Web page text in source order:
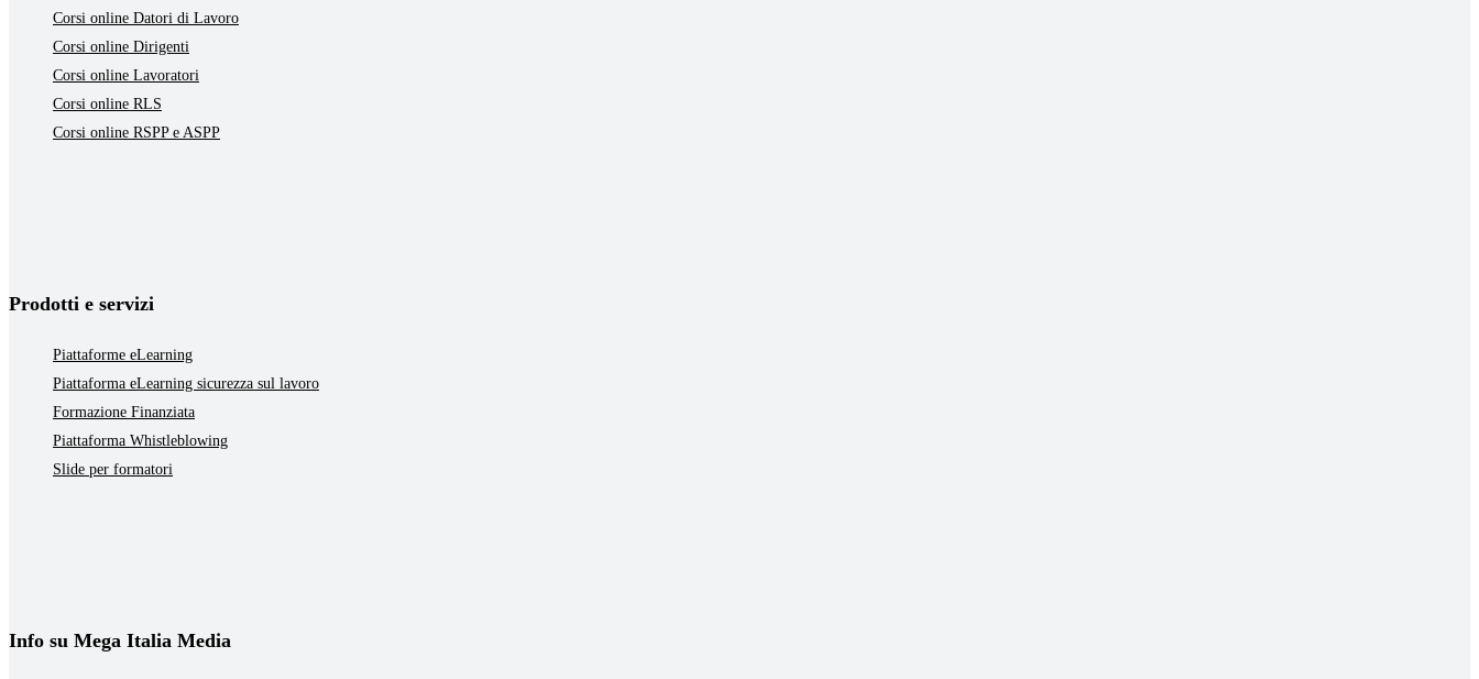
Corsi online Datori di Lavoro
Corsi online Dirigenti
Corsi online Lavoratori
Corsi online RLS
Corsi online RSPP e ASPP
Prodotti e servizi
Piattaforme eLearning
Piattaforma eLearning sicurezza sul lavoro
Formazione Finanziata
Piattaforma Whistleblowing
Slide per formatori
Info su Mega Italia Media